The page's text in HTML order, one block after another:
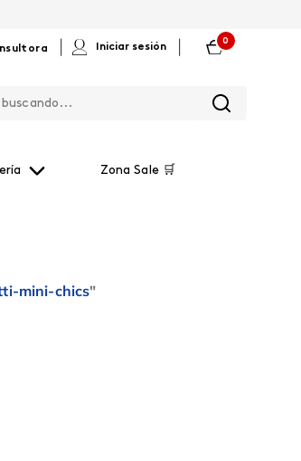
Iniciar sesión
0
Zona Sale 🛒
mini-chics"